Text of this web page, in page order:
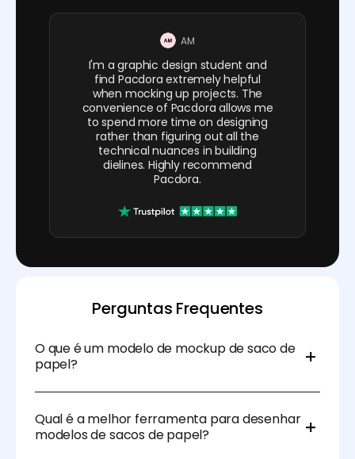
AM
I'm a graphic design student and
find Pacdora extremely helpful
when mocking up projects. The
convenience of Pacdora allows me
to spend more time on designing
rather than figuring out all the
technical nuances in building
dielines. Highly recommend
Pacdora.
Perguntas Frequentes
O que é um modelo de mockup de saco de
papel?
estrutura pré-desenhada e um guia usado para
conceber e produzir sacos de papel.
Qual é a melhor ferramenta para desenhar
modelos de sacos de papel?